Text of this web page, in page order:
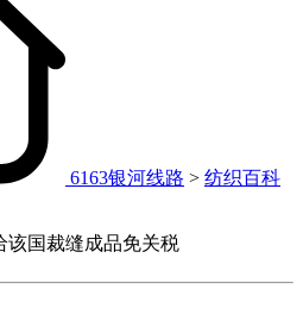
6163银河线路 > 纺织百科
该国裁缝成品免关税